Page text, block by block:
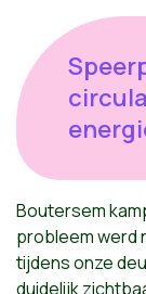
Boutersem
probleem werd
tijdens onze
duidelijk